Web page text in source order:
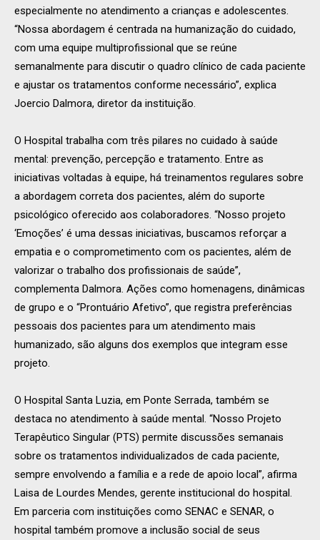
especialmente no atendimento a crianças e adolescentes.
“Nossa abordagem é centrada na humanização do cuidado,
com uma equipe multiprofissional que se reúne
semanalmente para discutir o quadro clínico de cada paciente
e ajustar os tratamentos conforme necessário”, explica
Joercio Dalmora, diretor da instituição.
O Hospital trabalha com três pilares no cuidado à saúde
mental: prevenção, percepção e tratamento. Entre as
iniciativas voltadas à equipe, há treinamentos regulares sobre
a abordagem correta dos pacientes, além do suporte
psicológico oferecido aos colaboradores. “Nosso projeto
‘Emoções’ é uma dessas iniciativas, buscamos reforçar a
empatia e o comprometimento com os pacientes, além de
valorizar o trabalho dos profissionais de saúde”,
complementa Dalmora. Ações como homenagens, dinâmicas
de grupo e o “Prontuário Afetivo”, que registra preferências
pessoais dos pacientes para um atendimento mais
humanizado, são alguns dos exemplos que integram esse
projeto.
O Hospital Santa Luzia, em Ponte Serrada, também se
destaca no atendimento à saúde mental. “Nosso Projeto
Terapêutico Singular (PTS) permite discussões semanais
sobre os tratamentos individualizados de cada paciente,
sempre envolvendo a família e a rede de apoio local”, afirma
Laisa de Lourdes Mendes, gerente institucional do hospital.
Em parceria com instituições como SENAC e SENAR, o
hospital também promove a inclusão social de seus